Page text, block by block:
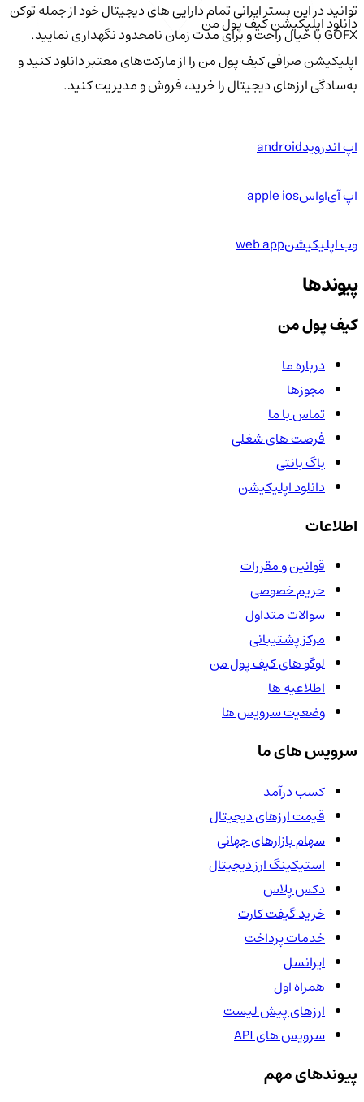
توانید در این بستر ایرانی تمام دارایی های دیجیتال خود از جمله توکن
GOFX با خیال راحت و برای مدت زمان نامحدود نگهداری نمایید.
دانلود اپلیکیشن کیف‌ پول من
اپلیکیشن صرافی کیف پول من را از مارکت‌های معتبر دانلود کنید و
به‌سادگی ارزهای دیجیتال را خرید، فروش و مدیریت کنید.
اپ اندرویدandroid
اپ آی‌او‌اسapple ios
وب اپلیکیشنweb app
پیوندها
کیف پول من
درباره ما
مجوزها
تماس با ما
فرصت های شغلی
باگ بانتی
دانلود اپلیکیشن
اطلاعات
قوانین و مقررات
حریم خصوصی
سوالات متداول
مرکز پشتیبانی
لوگو های کیف پول من
اطلاعیه ها
وضعیت سرویس ها
سرویس های ما
کسب درآمد
قیمت ارزهای دیجیتال
سهام بازارهای جهانی
استیکینگ ارز دیجیتال
دکس پلاس
خرید گیفت کارت
خدمات پرداخت
ایرانسل
همراه اول
ارزهای پیش لیست
سرویس های API
پیوندهای مهم